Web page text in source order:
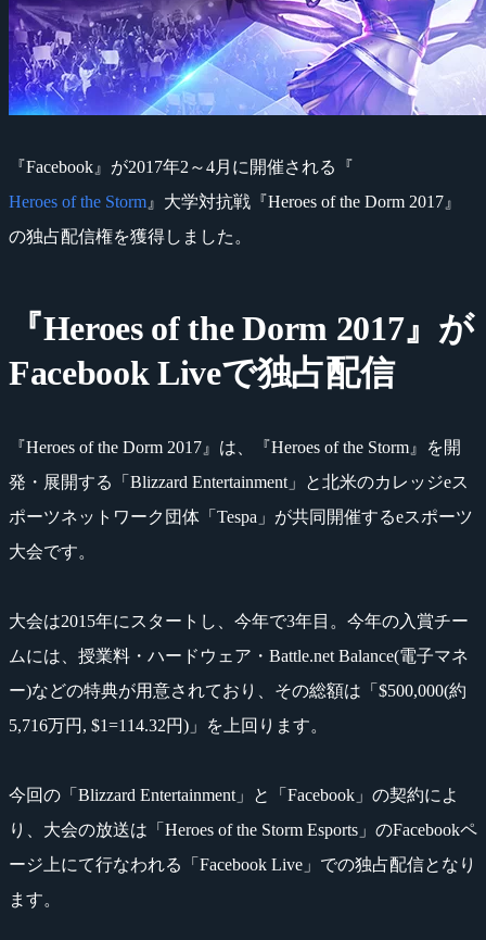
『Facebook』が2017年2～4月に開催される『
Heroes of the Storm 』大学対抗戦『Heroes of the Dorm 2017』
の独占配信権を獲得しました。
『Heroes of the Dorm 2017』が
Facebook Liveで独占配信
『Heroes of the Dorm 2017』は、『Heroes of the Storm』を開
発・展開する「Blizzard Entertainment」と北米のカレッジeス
ポーツネットワーク団体「Tespa」が共同開催するeスポーツ
大会です。
大会は2015年にスタートし、今年で3年目。今年の入賞チー
ムには、授業料・ハードウェア・Battle.net Balance(電子マネ
ー)などの特典が用意されており、その総額は「$500,000(約
5,716万円, $1=114.32円)」を上回ります。
今回の「Blizzard Entertainment」と「Facebook」の契約によ
り、大会の放送は「Heroes of the Storm Esports」のFacebookペ
ージ上にて行なわれる「Facebook Live」での独占配信となり
ます。